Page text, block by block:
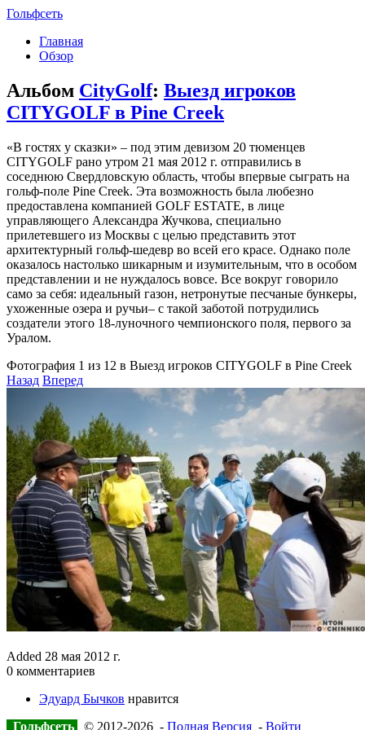
Гольфсеть
Главная
Обзор
Альбом CityGolf: Выезд игроков
CITYGOLF в Pine Creek
«В гостях у сказки» – под этим девизом 20 тюменцев
CITYGOLF рано утром 21 мая 2012 г. отправились в
соседнюю Свердловскую область, чтобы впервые сыграть на
гольф-поле Pine Creek. Эта возможность была любезно
предоставлена компанией GOLF ESTATE, в лице
управляющего Александра Жучкова, специально
прилетевшего из Москвы с целью представить этот
архитектурный гольф-шедевр во всей его красе. Однако поле
оказалось настолько шикарным и изумительным, что в особом
представлении и не нуждалось вовсе. Все вокруг говорило
само за себя: идеальный газон, нетронутые песчаные бункеры,
ухоженные озера и ручьи– с такой заботой потрудились
создатели этого 18-луночного чемпионского поля, первого за
Уралом.
Фотография 1 из 12 в Выезд игроков CITYGOLF в Pine Creek
Назад Вперед
Added 28 мая 2012 г.
0 комментариев
Эдуард Бычков нравится
Гольфсеть
© 2012-2026 - Полная Версия - Войти